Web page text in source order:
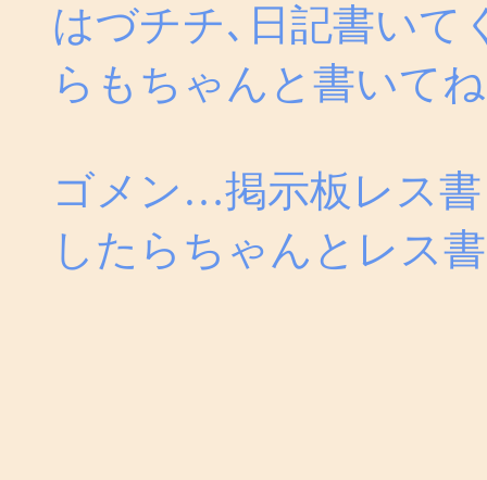
はづチチ､日記書いて
らもちゃんと書いて
ゴメン…掲示板レス
したらちゃんとレス